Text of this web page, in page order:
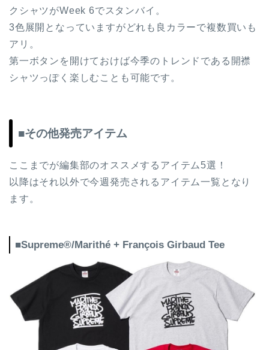
クシャツがWeek 6でスタンバイ。
3色展開となっていますがどれも良カラーで複数買いも
アリ。
第一ボタンを開けておけば今季のトレンドである開襟
シャツっぽく楽しむことも可能です。
■その他発売アイテム
ここまでが編集部のオススメするアイテム5選！
以降はそれ以外で今週発売されるアイテム一覧となり
ます。
■Supreme®/Marithé + François Girbaud Tee